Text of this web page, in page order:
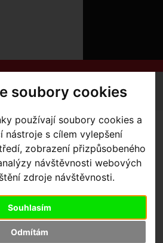
soubory cookies
používají soubory cookies a
nástroje s cílem vylepšení
zobrazení přizpůsobeného
návštěvnosti webových
zdroje návštěvnosti.
Souhlasím
Odmítám
O
SLUŽBY
ZTRATILI
V3 bez objímky černá
V3 BEZ
OneUp
P91505